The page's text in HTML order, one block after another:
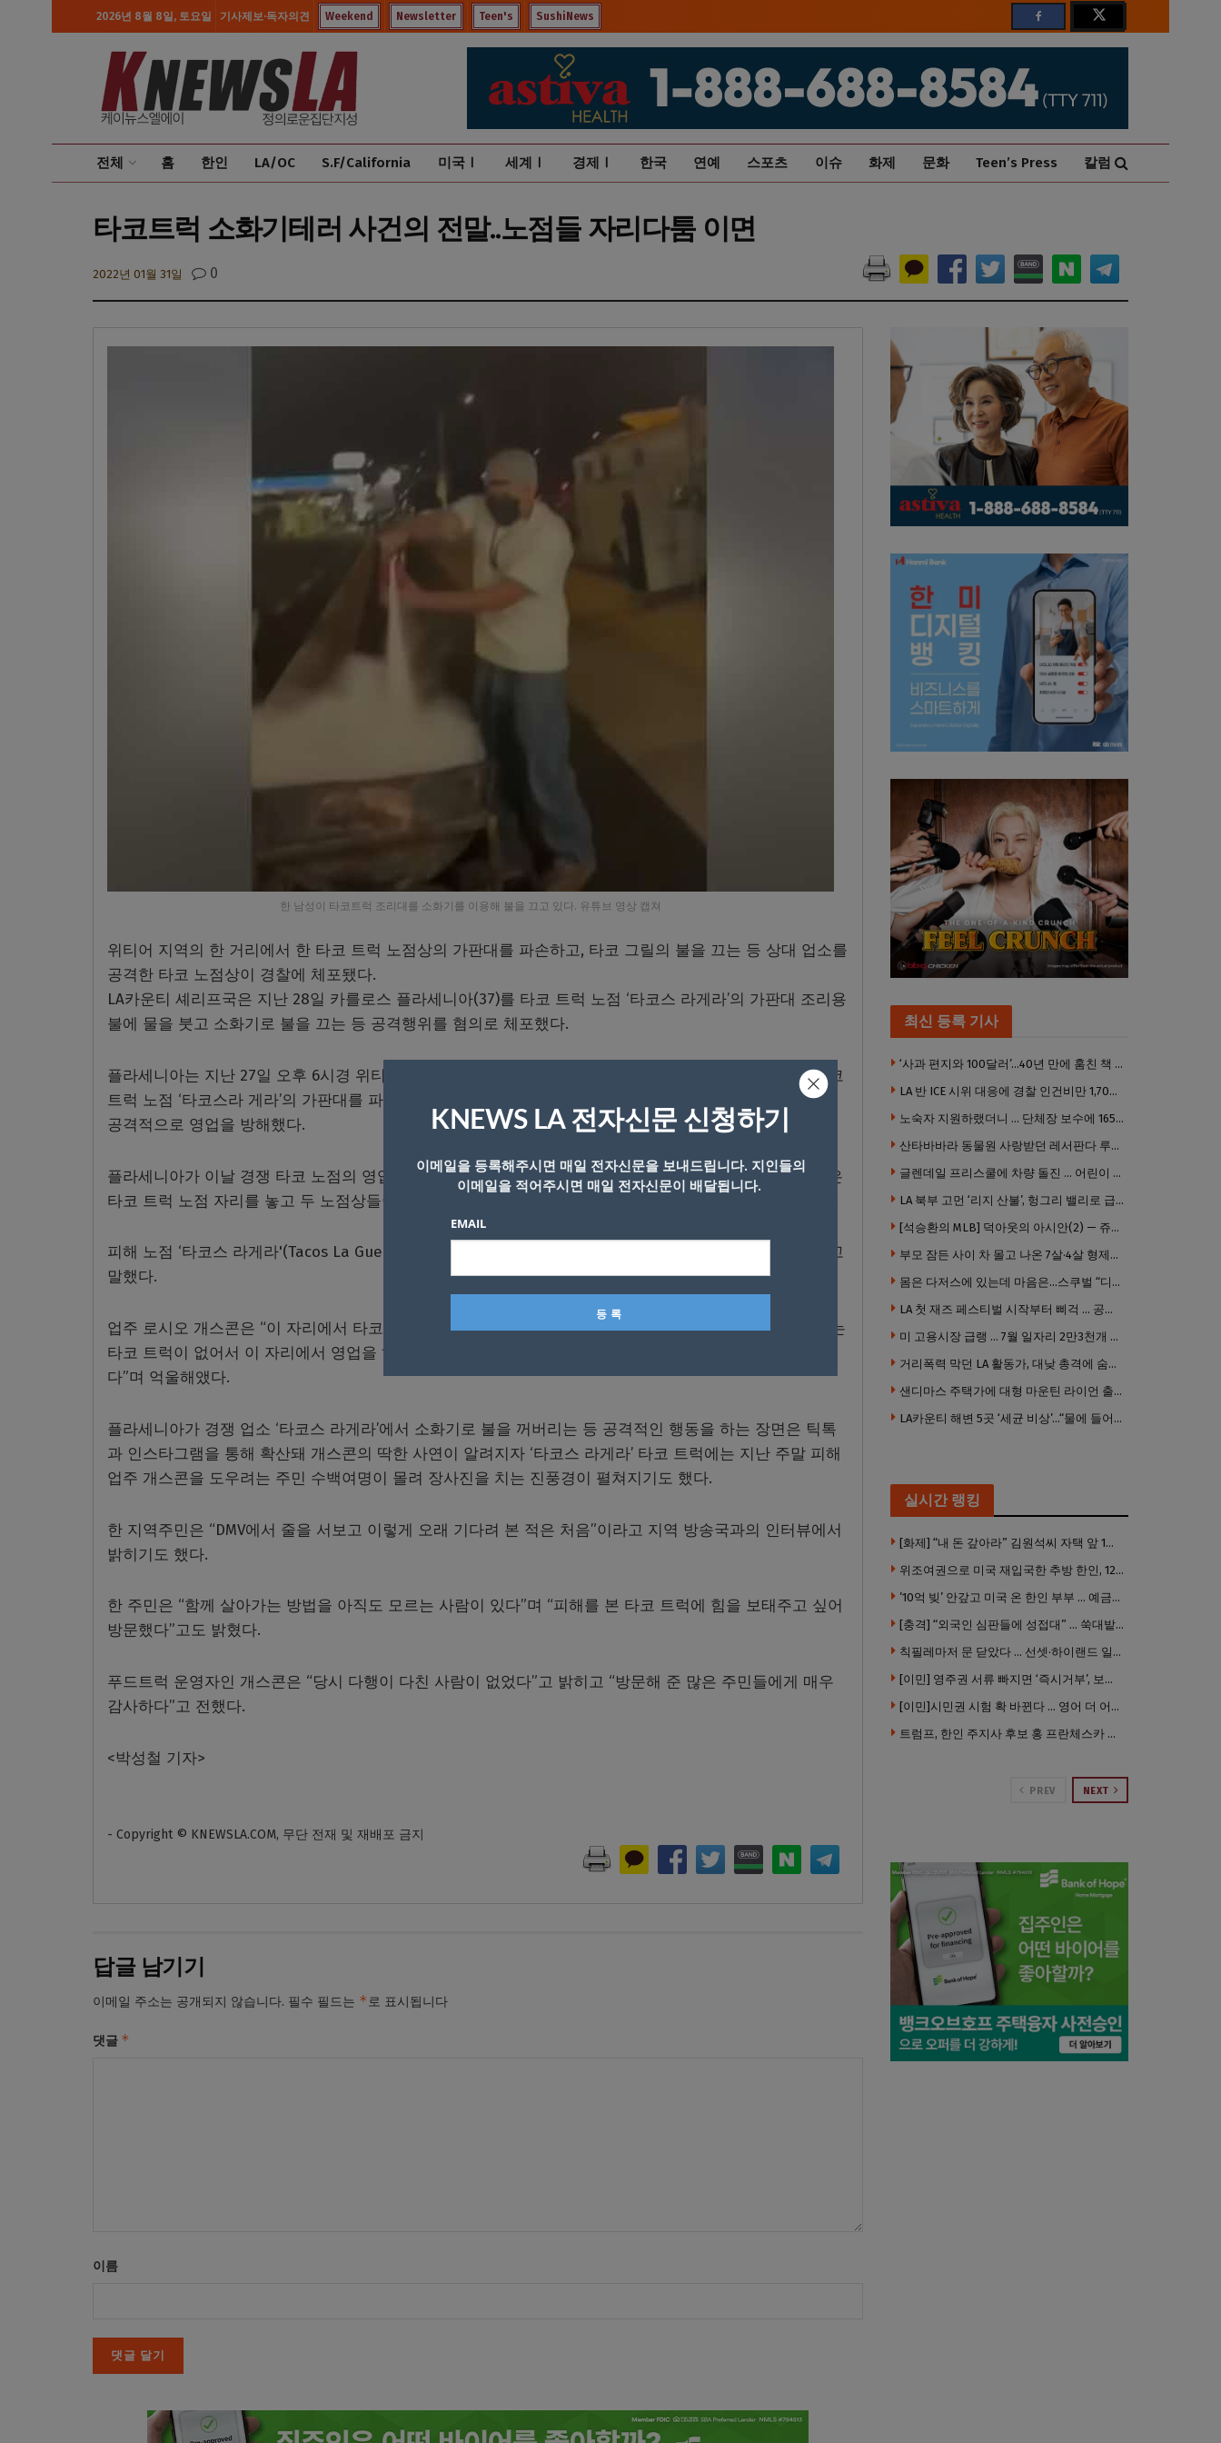
2026년 8월 8일, 토요일 기사제보·독자의견 Weekend Newsletter Teen's SushiNews
전체 홈 한인 LA/OC S.F/California 미국Ⅰ 세계Ⅰ 경제Ⅰ 한국 연예 스포츠 이슈 화제 문화 Teen’s Press 칼럼
타코트럭 소화기테러 사건의 전말..노점들 자리다툼 이면
2022년 01월 31일 0
한 남성이 타코트럭 조리대를 소화기를 이용해 불을 끄고 있다. 유튜브 영상 캡쳐
위티어 지역의 한 거리에서 한 타코 트럭 노점상의 가판대를 파손하고, 타코 그릴의 불을 끄는 등 상대 업소를
공격한 타코 노점상이 경찰에 체포됐다.
LA카운티 셰리프국은 지난 28일 카를로스 플라세니아(37)를 타코 트럭 노점 ‘타코스 라게라’의 가판대 조리용
불에 물을 붓고 소화기로 불을 끄는 등 공격행위를 혐의로 체포했다.
플라세니아는 지난 27일 오후 6시경 위티어 시의 멀베리 드라이브와 밀스 애비뉴 코너에서 영업 중이던 타코
트럭 노점 ‘타코스라 게라’의 가판대를 파손하고, 소화기로 조리용 불을 꺼버리는 등
공격적으로 영업을 방해했다.
플라세니아가 이날 경쟁 타코 노점의 영업을 방해하고, 소화기로 가판대를 불을 끄는 등 공격 행위를 한 것은
타코 트럭 노점 자리를 놓고 두 노점상들이 보이지 않지만 지열한 자리다툼을 벌였기 때문인 것으로 보인다.
피해 노점 ‘타코스 라게라'(Tacos La Guera) 직원은 이 남성이 폭력을 휘두를 것처럼 위협적인 행동을 했다고
말했다.
업주 로시오 개스콘은 “이 자리에서 타코 노점 영업을 하기 위해 지난 주부터 이 자리를 지켜봤지만 영업하는
타코 트럭이 없어서 이 자리에서 영업을 하기로 했는데 갑자기 플라세니아가 트럭을 철수하라고 위협을 했
다”며 억울해앴다.
플라세니아가 경쟁 업소 ‘타코스 라게라’에서 소화기로 불을 꺼버리는 등 공격적인 행동을 하는 장면은 틱톡
과 인스타그램을 통해 확산돼 개스콘의 딱한 사연이 알려지자 ‘타코스 라게라’ 타코 트럭에는 지난 주말 피해
업주 개스콘을 도우려는 주민 수백여명이 몰려 장사진을 치는 진풍경이 펼쳐지기도 했다.
한 지역주민은 “DMV에서 줄을 서보고 이렇게 오래 기다려 본 적은 처음”이라고 지역 방송국과의 인터뷰에서
밝히기도 했다.
한 주민은 “함께 살아가는 방법을 아직도 모르는 사람이 있다”며 “피해를 본 타코 트럭에 힘을 보태주고 싶어
방문했다”고도 밝혔다.
푸드트럭 운영자인 개스콘은 “당시 다행이 다친 사람이 없었다”고 밝히고 “방문해 준 많은 주민들에게 매우
감사하다”고 전했다.
<박성철 기자>
- Copyright © KNEWSLA.COM, 무단 전재 및 재배포 금지
답글 남기기
이메일 주소는 공개되지 않습니다. 필수 필드는 *로 표시됩니다
댓글 *
이름
최신 등록 기사
‘사과 편지와 100달러’…40년 만에 훔친 책 돌려준 절도범
LA 반 ICE 시위 대응에 경찰 인건비만 1,700만 달러 썼다.
노숙자 지원하랬더니 … 단체장 보수에 165만 달러 ‘펑펑’
산타바바라 동물원 사랑받던 레서판다 루비 사망… 갓 태어난 새끼 2마리 잃은 지 수주 만
글렌데일 프리스쿨에 차량 돌진 … 어린이 8명 경상
LA 북부 고먼 ‘리지 산불’, 헝그리 밸리로 급확산 … 5번 Fwy 양방향 전면 폐쇄
[석승환의 MLB] 덕아웃의 아시안(2) — 쥬우크, 지금 괜찮아요?
부모 잠든 사이 차 몰고 나온 7살·4살 형제…보행자 덮쳐 중태
몸은 다저스에 있는데 마음은…스쿠벌 “디트로이트로 돌아가고파”
LA 첫 재즈 페스티벌 시작부터 삐걱 … 공연 줄줄이 취소
미 고용시장 급랭 … 7월 일자리 2만3천개 감소 ‘예상 밖 쇼크’
거리폭력 막던 LA 활동가, 대낮 총격에 숨졌다
샌디마스 주택가에 대형 마운틴 라이언 출현
LA카운티 해변 5곳 ‘세균 비상’…“물에 들어가지 마세요”
실시간 랭킹
[화제] “내 돈 갚아라” 김원석씨 자택 앞 1인 광대 시위 … 한인 투자사, “108만 달러 못받아”
위조여권으로 미국 재입국한 추방 한인, 120만 달러 은행 사기 행각
’10억 빚’ 안갚고 미국 온 한인 부부 … 예금보험공사, 미국서 소송
[충격] “외국인 심판들에 성접대” … 쑥대밭된 축협 어디까지 추락하나
칙필레마저 문 닫았다 … 선셋·하이랜드 일대 ‘황량한 거리’로
[이민] 영주권 서류 빠지면 ‘즉시거부’, 보완기회 없다 … 이민심사 8월부터 확 바뀐다
[이민]시민권 시험 확 바뀐다 … 영어 더 어렵게, 민간시험 도입 추진
트럼프, 한인 주지사 후보 홍 프란체스카 정조준 … “미치광이다”
PREV NEXT
KNEWS LA 전자신문 신청하기
이메일을 등록해주시면 매일 전자신문을 보내드립니다. 지인들의
이메일을 적어주시면 매일 전자신문이 배달됩니다.
EMAIL